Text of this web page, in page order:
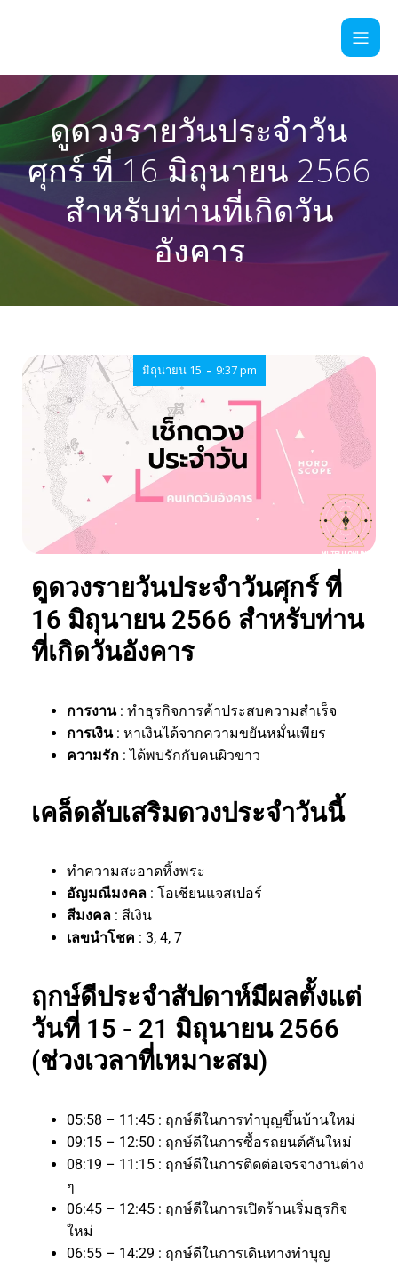
ดูดวงรายวันประจำวัน
ศุกร์ ที่ 16 มิถุนายน 2566
สำหรับท่านที่เกิดวัน
อังคาร
มิถุนายน 15 - 9:37 pm
ดูดวงรายวันประจำวันศุกร์ ที่
16 มิถุนายน 2566 สำหรับท่าน
ที่เกิดวันอังคาร
การงาน : ทำธุรกิจการค้าประสบความสำเร็จ
การเงิน : หาเงินได้จากความขยันหมั่นเพียร
ความรัก : ได้พบรักกับคนผิวขาว
เคล็ดลับเสริมดวงประจำวันนี้
ทำความสะอาดหิ้งพระ
อัญมณีมงคล : โอเชียนแจสเปอร์
สีมงคล : สีเงิน
เลขนำโชค : 3, 4, 7
ฤกษ์ดีประจำสัปดาห์มีผลตั้งแต่
วันที่ 15 - 21 มิถุนายน 2566
(ช่วงเวลาที่เหมาะสม)
05:58 – 11:45 : ฤกษ์ดีในการทำบุญขึ้นบ้านใหม่
09:15 – 12:50 : ฤกษ์ดีในการซื้อรถยนต์คันใหม่
08:19 – 11:15 : ฤกษ์ดีในการติดต่อเจรจางานต่าง
ๆ
06:45 – 12:45 : ฤกษ์ดีในการเปิดร้านเริ่มธุรกิจ
ใหม่
06:55 – 14:29 : ฤกษ์ดีในการเดินทางทำบุญ